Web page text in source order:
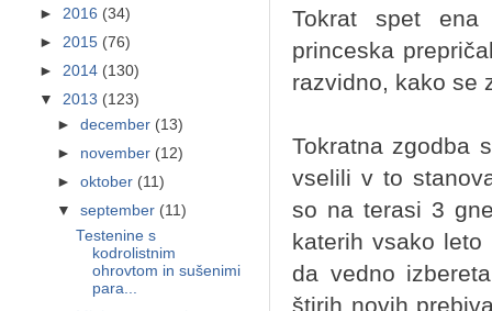
Tokrat spet
princeska
razvidno, kako se
Tokratna zgodba
vselili v to
so na terasi 3
katerih vsako
da vedno
štirih novih
► 2016 (34)
► 2015 (76)
► 2014 (130)
▼ 2013 (123)
►december (13)
► november (12)
►oktober (11)
▼september (11)
Testenine s
kodrolistnim
ohrovtom in sušenimi
para...